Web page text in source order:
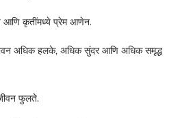
आणि कृतींमध्ये प्रेम आणेन.
अधिक हलके, अधिक सुंदर आणि अधिक समृद्ध
फुलते.